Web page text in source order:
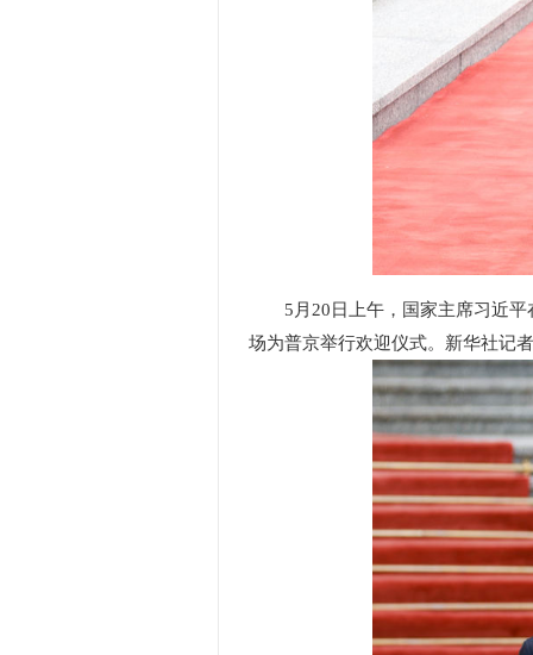
5月20日上午，国家主席习近
场为普京举行欢迎仪式。新华社记